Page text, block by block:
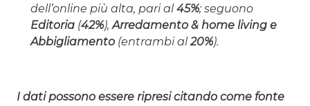
dell’online più alta, pari al 45%; seguono
Editoria (42%),Arredamento & home living e
Abbigliamento (entrambi al20%).
I dati possono essere ripresi citando come fonte